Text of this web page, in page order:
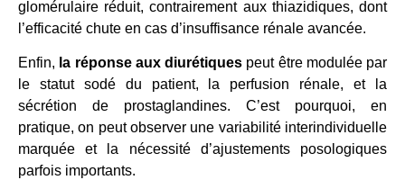
glomérulaire réduit, contrairement aux thiazidiques, dont
l’efficacité chute en cas d’insuffisance rénale avancée.
Enfin, la réponse aux diurétiques peut être modulée par
le statut sodé du patient, la perfusion rénale, et la
sécrétion de prostaglandines. C’est pourquoi, en
pratique, on peut observer une variabilité interindividuelle
marquée et la nécessité d’ajustements posologiques
parfois importants.